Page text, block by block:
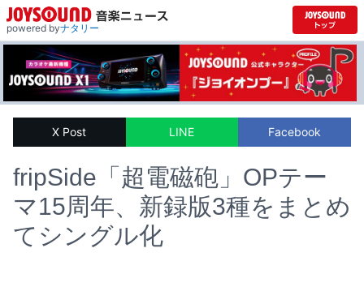
powered byナタリー
X Post LINE Facebook
fripSide「超電磁砲」OPテー
マ15周年、新録版3種をまとめ
てシングル化